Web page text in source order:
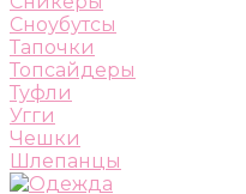
Сноубутсы
Тапочки
Топсайдеры
Туфли
Угги
Чешки
Шлепанцы